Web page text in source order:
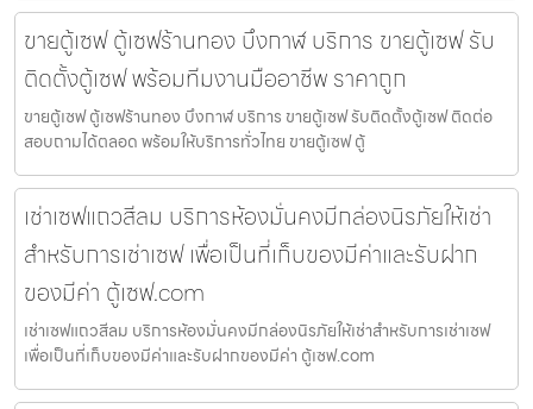
ขายตู้เซฟ ตู้เซฟร้านทอง บึงกาฬ บริการ ขายตู้เซฟ รับ
ติดตั้งตู้เซฟ พร้อมทีมงานมืออาชีพ ราคาถูก
ขายตู้เซฟ ตู้เซฟร้านทอง บึงกาฬ บริการ ขายตู้เซฟ รับติดตั้งตู้เซฟ ติดต่อ
สอบถามได้ตลอด พร้อมให้บริการทั่วไทย ขายตู้เซฟ ตู้
เช่าเซฟแถวสีลม บริการห้องมั่นคงมีกล่องนิรภัยให้เช่า
สำหรับการเช่าเซฟ เพื่อเป็นที่เก็บของมีค่าและรับฝาก
ของมีค่า ตู้เซฟ.com
เช่าเซฟแถวสีลม บริการห้องมั่นคงมีกล่องนิรภัยให้เช่าสำหรับการเช่าเซฟ
เพื่อเป็นที่เก็บของมีค่าและรับฝากของมีค่า ตู้เซฟ.com